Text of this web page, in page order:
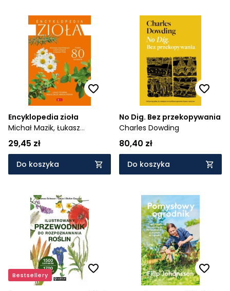
Encyklopedia zioła
Michał Mazik, Łukasz
Fiedoruk,
29,45 zł
Do koszyka
No Dig. Bez przekopywania
Charles Dowding
80,40 zł
Do koszyka
Bestsellery